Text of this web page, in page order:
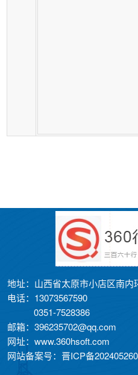
地址：山西省太原市小店区南内
电话：13073567590
0351-7528386
邮箱：396235702@qq.com
网址：www.360hsoft.com
网站备案号：晋ICP备